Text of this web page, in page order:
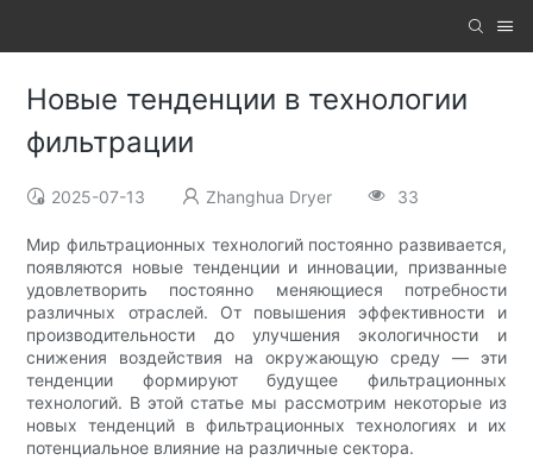
Новые тенденции в технологии
фильтрации
2025-07-13 Zhanghua Dryer 33
Мир фильтрационных технологий постоянно развивается,
появляются новые тенденции и инновации, призванные
удовлетворить постоянно меняющиеся потребности
различных отраслей. От повышения эффективности и
производительности до улучшения экологичности и
снижения воздействия на окружающую среду — эти
тенденции формируют будущее фильтрационных
технологий. В этой статье мы рассмотрим некоторые из
новых тенденций в фильтрационных технологиях и их
потенциальное влияние на различные сектора.